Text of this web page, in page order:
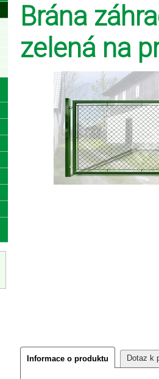
Brána
zelená na
Informace o produktu Dotaz k